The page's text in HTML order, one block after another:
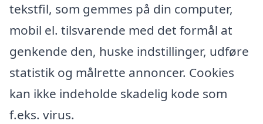
tekstfil, som gemmes på din computer,
mobil el. tilsvarende med det formål at
genkende den, huske indstillinger, udføre
statistik og målrette annoncer. Cookies
kan ikke indeholde skadelig kode som
f.eks. virus.